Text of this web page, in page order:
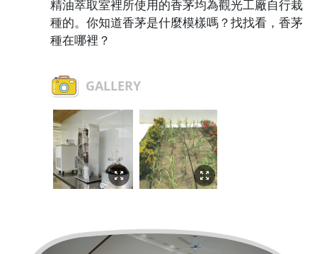
精油萃取室裡所使用的香茅均為觀光工廠自行栽
種的。你知道香茅是什麼模樣嗎？找找看，香茅
種在哪裡？